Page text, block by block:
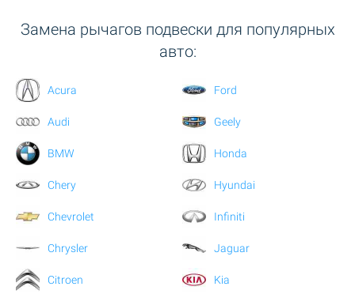
Замена рычагов подвески для популярных
авто:
Acura
Audi
BMW
Chery
Chevrolet
Chrysler
Citroen
Ford
Geely
Honda
Hyundai
Infiniti
Jaguar
Kia